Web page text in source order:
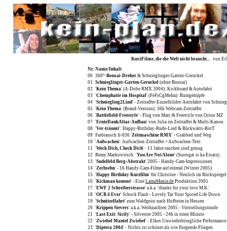
KurzFilme, die die Welt nicht braucht...von
Nr. Name/Inhalt
00 360°-Bonsai-Dreher & Schnieglinger-Garten-Geruckel
01 Schnieglinger-Garten-Geruckel (ohne Bonsai)
02 'Kein Thema' (A-Dobe RMX 2004): Kickboard & Autofahrt
03 'Chemphatie im Hospital' (FeFsCgMeIm): Rumgehüpfe
04 'Schniegling2Lind' - Zeitraffer-Einzelbilder-Autofahrt von
05 'Kein Thema' (Brand-Version): 36h Webcam-Zeitraffer
06 'Battlefield-Freestyle' - Flug von Marc & Freestyle von Orion MZ
07 'ErnteDankAltar-Aufbau' von Julia im Zeitraffer & Multi-Kanon
08 'Ver-träumt': Happy-Birthday-Rude-Lied & Rückwärts-RotT
09 Farbrausch fr-036 'Zeitmaschine RMX' - Grabbed und Weg
10 'Aufwachen': Aufwachen-Zeitraffer + Aufwachen-Text
11 'Weck Dich, Check Dich' - 11 Jahre rauchen sind genug
12 Remy Markowitsch: 'You Are Not Alone' (Surrogat is ka Ersatz)
13 'Sudelfeld Berg-Abstrakt' 2005 - Handy-Cam-Impressionen
14 'Zechsehn' - 16 Handy-Cam-Filme auf einmal (Winter 2005)
15 'Happy Birthday Kurzfilm' für Christine - Neulich im Rückspiegel
16 'Kickman kommt' - Eine LamaMania.de Produktion 2005
17 'EWF 2 Schreiberstrasse' a.k.a. 'thanks for your love M.K.'
18 'OCB 4 Ever' Schock Flash - Lovely Tar Your Spiced Life Down
19 'Schnitzelfahrt' zum Waldgeist nach Hofheim in Hessen
20 'Krippen Sievers' a.k.a. Weihnachten 2005 - Vorstellungsrunde
21 'Last Exit: Sicily' - Silvester 2005 - 24h in einer Minute
22 'Zwiebel Mantel Zwiebel' - Elkes Unwiederbringliche Performance
23 'Diptera 2004' - Nichts ist schöner als wie fliegende Fliegen